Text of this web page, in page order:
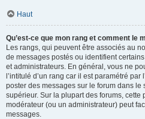
Haut
Qu’est-ce que mon rang et comment le
Les rangs, qui peuvent être associés au
de messages postés ou identifient
et administrateurs. En général, vous ne
l’intitulé d’un rang car il est paramétré par
poster des messages sur le forum dans le
supérieur. Sur la plupart des forums, cette
modérateur (ou un administrateur) peut
messages.